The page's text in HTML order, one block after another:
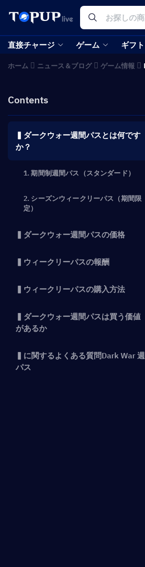
直接チャージ ゲーム ギフ
ホーム ニュース＆ブログ ゲーム情報
Contents
▍ダークウォー週間パスとは何です
か？
1. 期間制週間パス（スタンダード）
2. シーズンウィークリーパス（期間限
定）
▍ダークウォー週間パスの価格
▍ウィークリーパスの報酬
▍ウィークリーパスの購入方法
▍ダークウォー週間パスは買う価値
があるか
▍に関するよくある質問Dark War
パス